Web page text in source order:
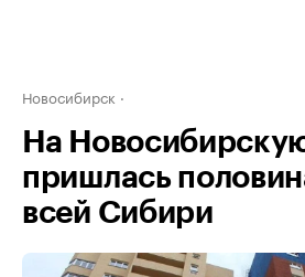
Новосибирск
На
пришлась
всей Сибири